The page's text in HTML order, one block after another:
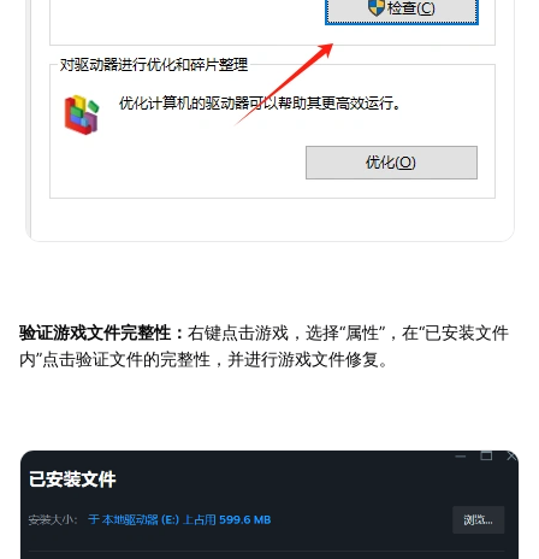
验证游戏文件完整性： 右键点击游戏，选择“属性”，在“已安装文件
内”点击验证文件的完整性，并进行游戏文件修复。